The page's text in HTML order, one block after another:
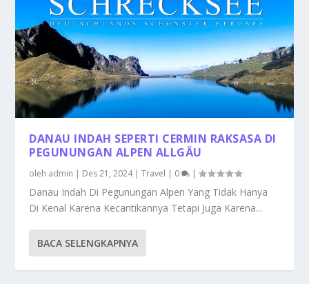
DANAU INDAH SEPERTI CERMIN RAKSASA DI
PEGUNUNGAN ALPEN ALLGÄU
oleh admin | Des 21, 2024|Travel | 0 |
Danau Indah Di Pegunungan Alpen Yang Tidak Hanya
Di Kenal Karena Kecantikannya Tetapi Juga Karena...
BACA SELENGKAPNYA